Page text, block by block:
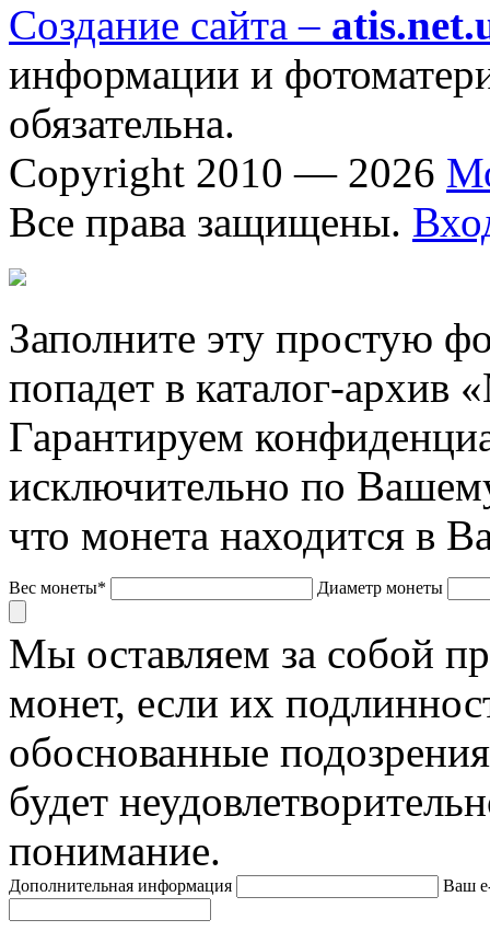
Создание сайта –
информации и
обязательна.
Copyright 2010 — 2026
Все права защищены.
Заполните эту простую
попадет в каталог-архив
Гарантируем
исключительно по
что монета находится в
Вес монеты* Диаметр монеты
Мы оставляем за собой
монет, если их
обоснованные
будет
понимание.
Дополнительная информация Ваш